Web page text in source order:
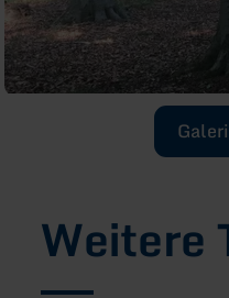
Weitere